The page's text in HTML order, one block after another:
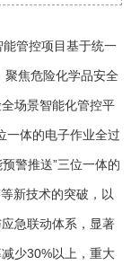
能管控项目基于统一
聚焦危险化学品安全
场景智能化管控平
一体的电子作业全过
警推送”三位一体的
新技术的突破，以
急联动体系，显著
少30%以上，重大